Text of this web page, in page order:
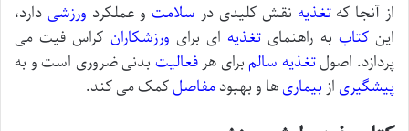
از آنجا کهتغذیه نقش کلیدی در سلامتو عملکرد ورزشی دارد،
اینکتاب به راهنمای تغذیهای برای ورزشکاران کراس فیت می
پردازد. اصولتغذیه سالمبرای هرفعالیت بدنی ضروری است و به
پیشگیری از بیماریها و بهبودمفاصلکمک می کند.